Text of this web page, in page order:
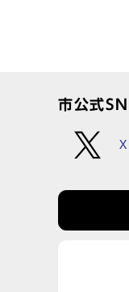
市公式